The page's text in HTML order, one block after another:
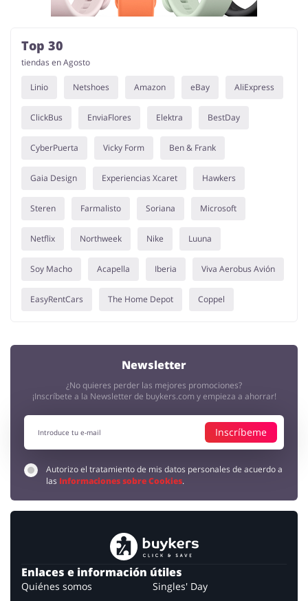
Top 30
tiendas en Agosto
Linio Netshoes Amazon eBay AliExpress
ClickBus EnviaFlores Elektra BestDay
CyberPuerta Vicky Form Ben & Frank
Gaia Design Experiencias Xcaret Hawkers
Steren Farmalisto Soriana Microsoft
Netflix Northweek Nike Luuna
Soy Macho Acapella Iberia Viva Aerobus Avión
EasyRentCars The Home Depot Coppel
Newsletter
¿No quieres perder las mejores promociones?
¡Inscríbete a la Newsletter de buykers.com y empieza a ahorrar!
Inscríbeme
Autorizo el tratamiento de mis datos personales de acuerdo a
las Informaciones sobre Cookies.
Enlaces e información útiles
Quiénes somos
Singles' Day